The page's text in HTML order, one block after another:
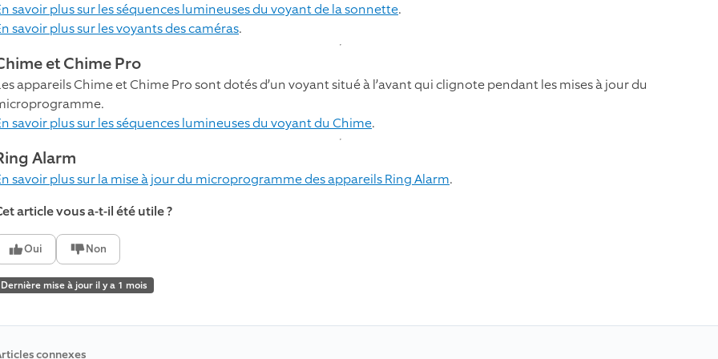
savoir plus sur les séquences lumineuses du voyant de la sonnette.
savoir plus sur les voyants des caméras.
et Chime Pro
appareils Chime et Chime Pro sont dotés d’un voyant situé à l’avant qui clignote pendant les mises à jour du
savoir plus sur les séquences lumineuses du voyant du Chime.
Alarm
savoir plus sur la mise à jour du microprogramme des appareils Ring Alarm.
article vous a-t-il été utile ?
Oui Non
Dernière mise à jour il y a 1 mois
connexes